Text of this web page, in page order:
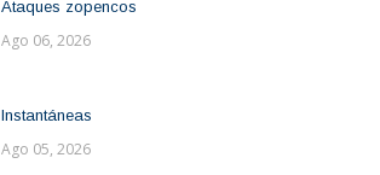
Ataques zopencos
Ago 06, 2026
Instantáneas
Ago 05, 2026